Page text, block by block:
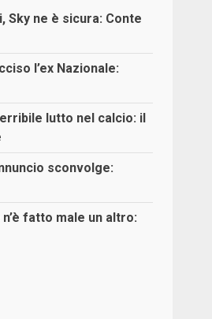
Sky ne è sicura: Conte
l’ex Nazionale:
lutto nel calcio: il
sconvolge:
fatto male un altro: